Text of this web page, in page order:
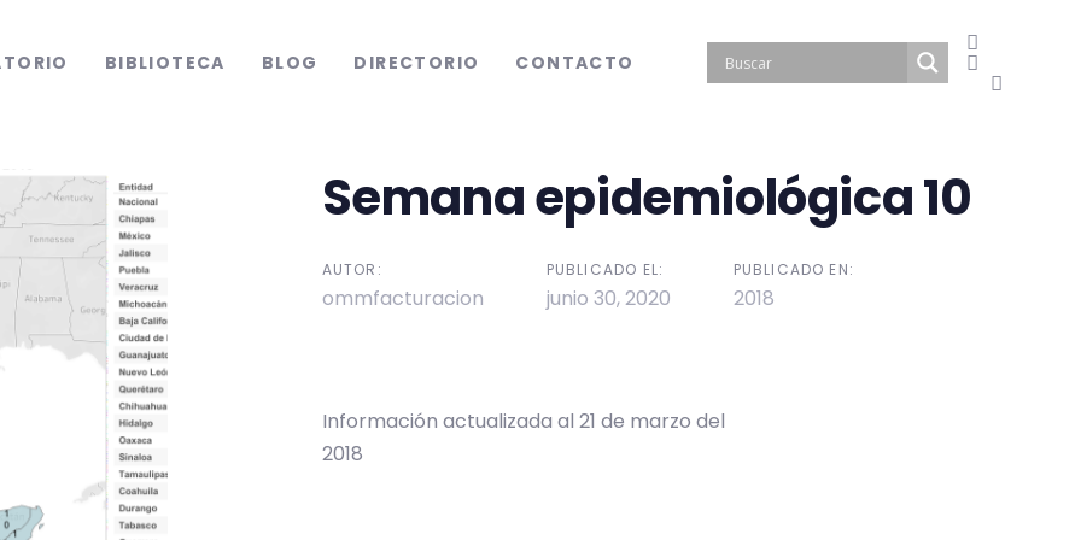
BIBLIOTECA BLOG DIRECTORIO CONTACTO
Semana epidemiológica 10
AUTOR:
ommfacturacion
PUBLICADO EL:
junio 30, 2020
PUBLICADO EN:
2018
Información actualizada al 21 de marzo del
2018